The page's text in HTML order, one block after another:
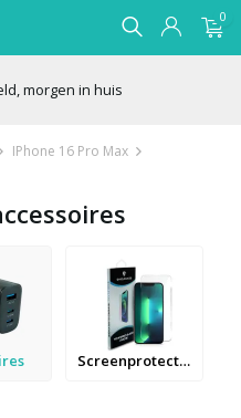
0
bedenktijd
IPhone 16 Pro Max
Screenprotectors